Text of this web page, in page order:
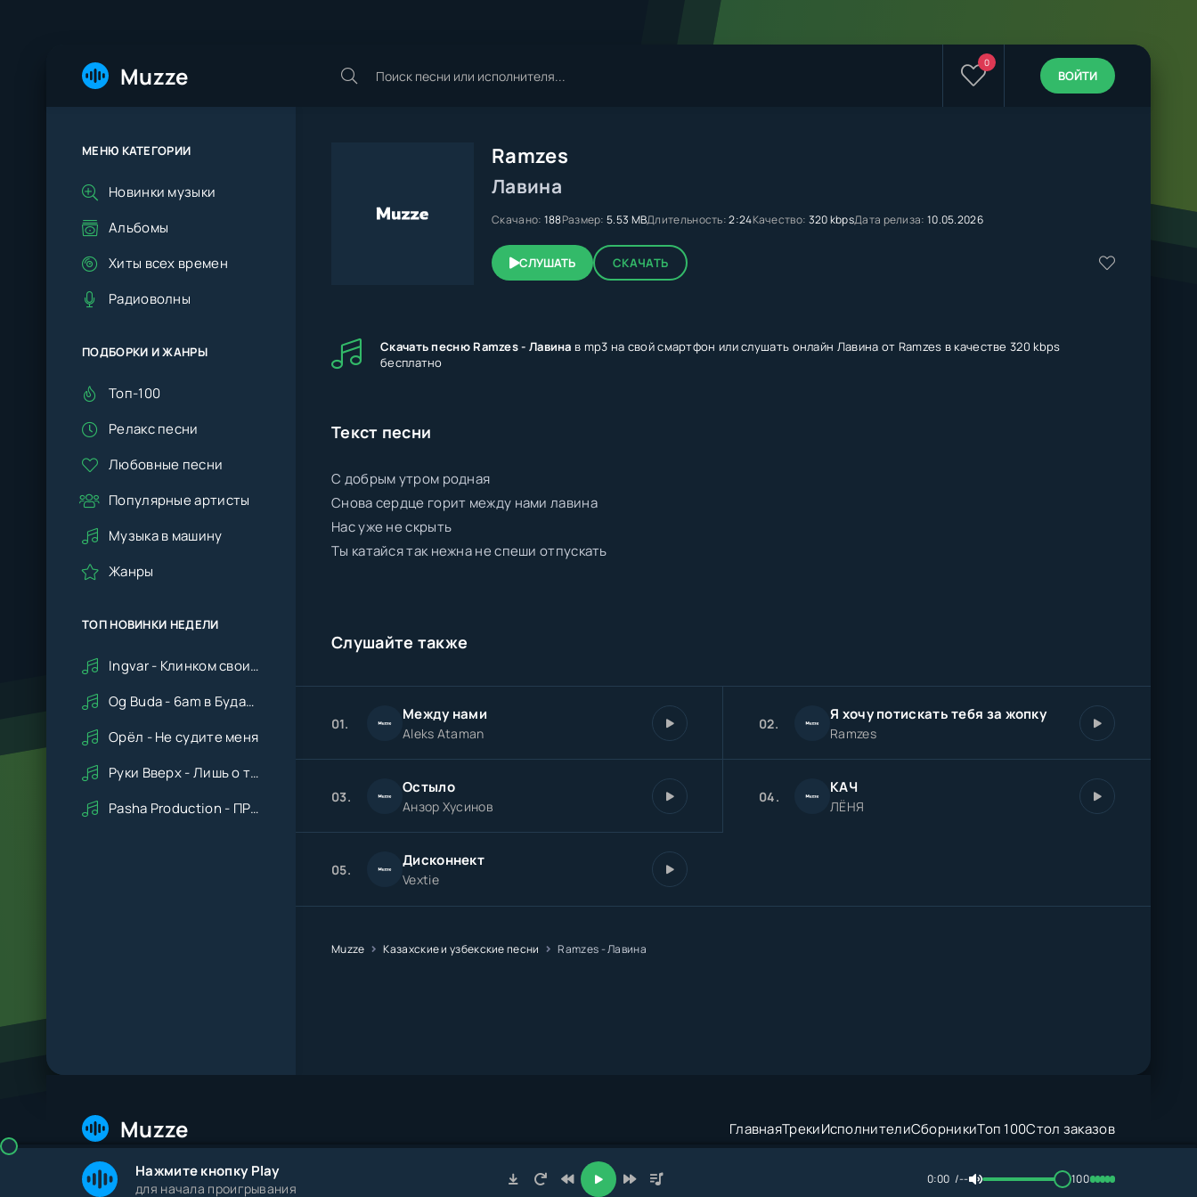
Muzze 0
ВОЙТИ
Ramzes
Лавина
Скачано: 188Размер: 5.53 MBДлительность:2:24Качество: 320 kbpsДата релиза: 10.05.2026
СЛУШАТЬ СКАЧАТЬ
Скачать песню Ramzes - Лавина в mp3 на свой смартфон или слушать онлайн Лавина от Ramzes в качестве 320 kbps
бесплатно
Текст песни
С добрым утром родная
Снова сердце горит между нами лавина
Нас уже не скрыть
Ты катайся так нежна не спеши отпускать
Слушайте также
01. Между нами
Aleks Ataman
02. Я хочу потискать тебя за жопку
Ramzes
03. Остыло
Анзор Хусинов
04. КАЧ
ЛЁНЯ
05. Дисконнект
Vextie
Muzze Казахские и узбекские песни Ramzes - Лавина
МЕНЮ КАТЕГОРИИ
Новинки музыки
Альбомы
Хиты всех времен
Радиоволны
ПОДБОРКИ И ЖАНРЫ
Топ-100
Релакс песни
Любовные песни
Популярные артисты
Музыка в машину
Жанры
ТОП НОВИНКИ НЕДЕЛИ
Ingvar - Клинком своим ударишь ты по сердцу мне
Og Buda - 6am в Будапеште
Орёл - Не судите меня
Руки Вверх - Лишь о тебе мечтая (Remix cover Deep House)
Pasha Production - ПРАВДУ СКАЖИ
Muzze ГлавнаяТрекиИсполнителиСборникиТоп 100Стол заказов
© 2026 Muzze.net. Все права защищены. Администрация: admin@muzze.net
Нажмите кнопку Play
для начала проигрывания
0:00 -- 100